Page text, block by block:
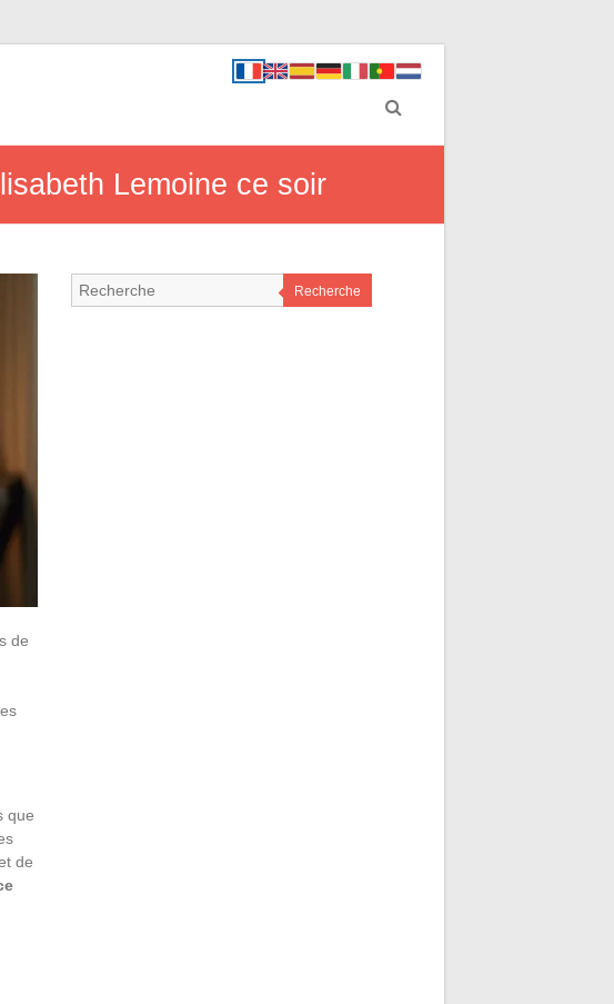
Lemoine ce soir
de
que
de
Recherche